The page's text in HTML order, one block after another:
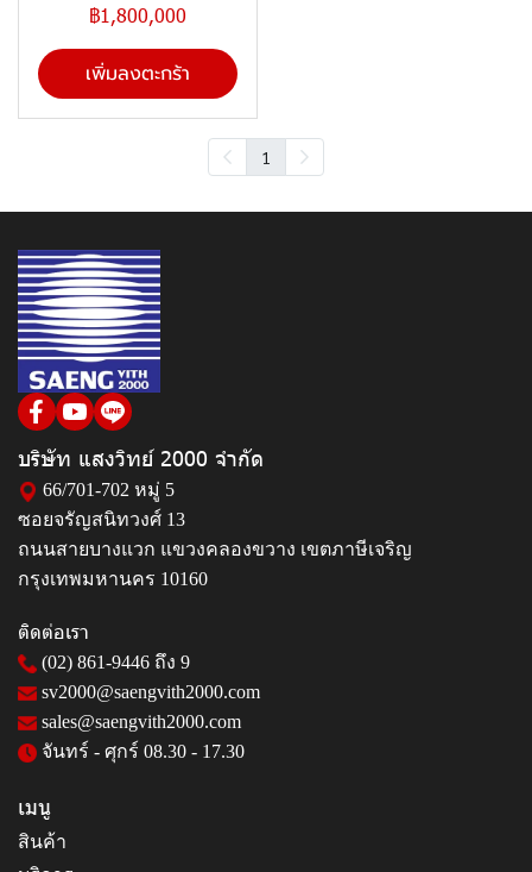
฿1,800,000
เพิ่มลงตะกร้า
1
บริษัท แสงวิทย์ 2000 จำกัด
66/701-702 หมู่ 5
ซอยจรัญสนิทวงศ์ 13
ถนนสายบางแวก แขวงคลองขวาง เขตภาษีเจริญ
กรุงเทพมหานคร 10160
ติดต่อเรา
(02) 861-9446 ถึง 9
sv2000@saengvith2000.com
sales@saengvith2000.com
จันทร์ - ศุกร์ 08.30 - 17.30
เมนู
สินค้า